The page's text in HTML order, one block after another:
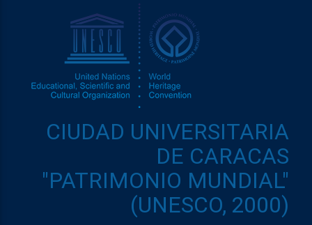
CIUDAD UNIVERSITARIA
DE CARACAS
"PATRIMONIO MUNDIAL"
(UNESCO, 2000)